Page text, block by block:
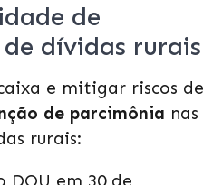
de
dívidas rurais
e mitigar riscos de
de parcimônia nas
rurais: